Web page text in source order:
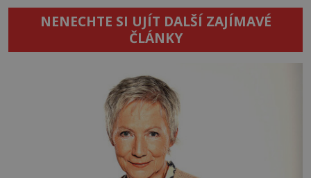
NENECHTE SI UJÍT DALŠÍ ZAJÍMAVÉ
ČLÁNKY